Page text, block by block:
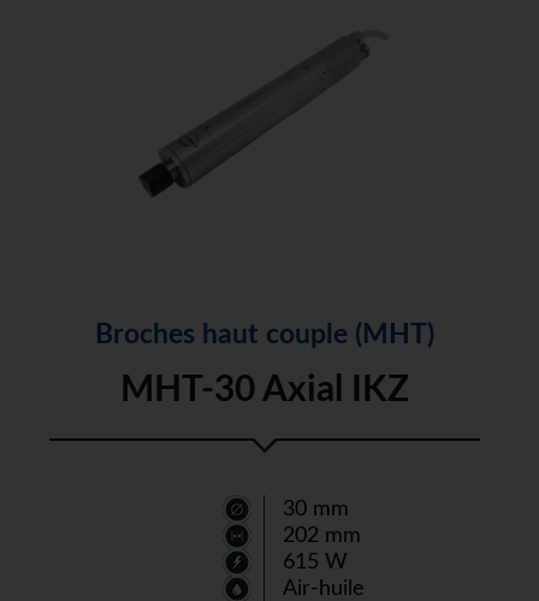
Broches haut couple (MHT)
MHT-30 Axial IKZ
30 mm
202 mm
615 W
Air-huile